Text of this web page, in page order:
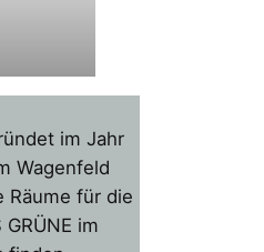
im Jahr
Wagenfeld
Räume für die
im